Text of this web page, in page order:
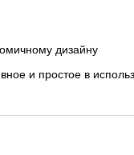
дизайну
и простое в